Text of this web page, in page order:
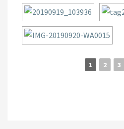
1 2 3